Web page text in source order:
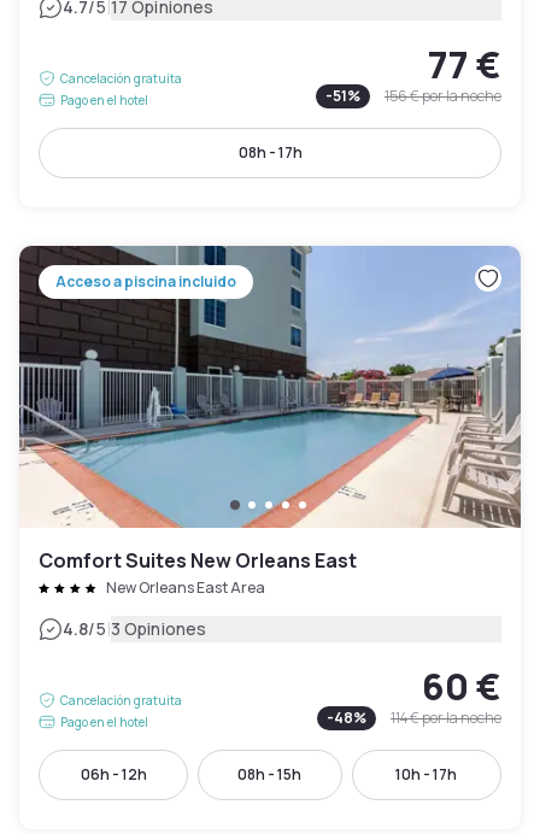
4.7/5 17 Opiniones
Cancelación gratuita
Pago en el hotel
77 €
-51% 156 €por la noche
08h - 17h
Acceso a piscina incluido
Comfort Suites New Orleans East
New Orleans East Area
4.8/5|3 Opiniones
Cancelación gratuita
Pago en el hotel
60 €
-48% 114 €por la noche
06h - 12h 08h - 15h 10h - 17h